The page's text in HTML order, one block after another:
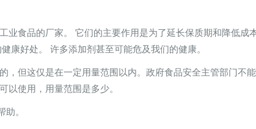
业食品的厂家。 它们的主要作用是为了延长保质期和降低成
康好处。 许多添加剂甚至可能危及我们的健康。
，但这仅是在一定用量范围以内。政府食品安全主管部门不
以使用，用量范围是多少。
。